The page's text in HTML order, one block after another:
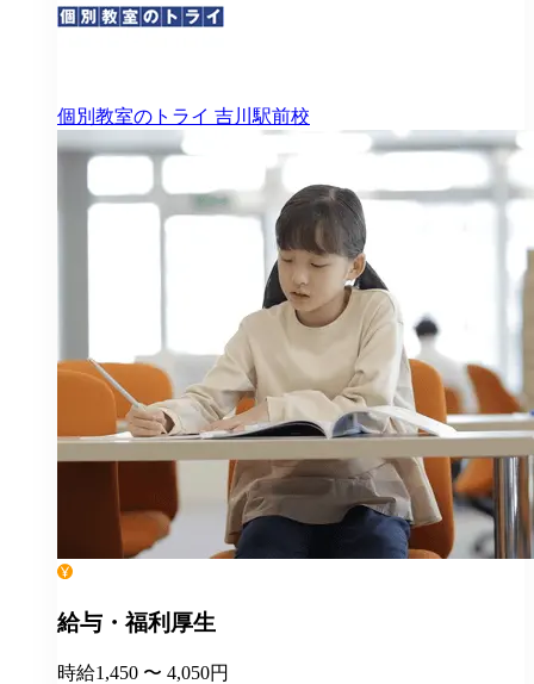
個別教室のトライ 吉川駅前校
給与・福利厚生
時給1,450 〜 4,050円